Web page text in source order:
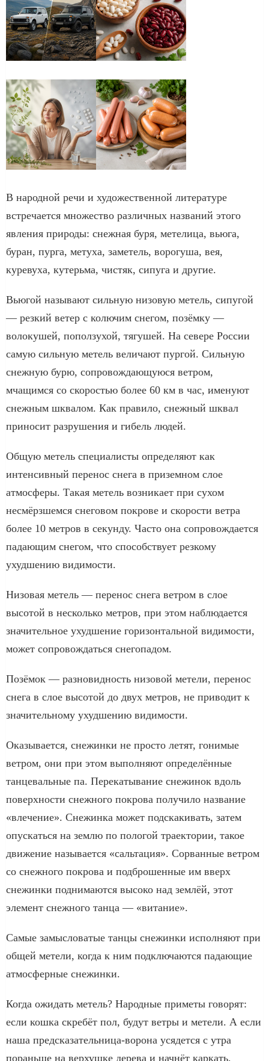
В народной речи и художественной литературе
встречается множество различных названий этого
явления природы: снежная буря, метелица, вьюга,
буран, пурга, метуха, заметель, ворогуша, вея,
куревуха, кутерьма, чистяк, сипуга и другие.
Вьюгой называют сильную низовую метель, сипугой
— резкий ветер с колючим снегом, позёмку —
волокушей, поползухой, тягушей. На севере России
самую сильную метель величают пургой. Сильную
снежную бурю, сопровождающуюся ветром,
мчащимся со скоростью более 60 км в час, именуют
снежным шквалом. Как правило, снежный шквал
приносит разрушения и гибель людей.
Общую метель специалисты определяют как
интенсивный перенос снега в приземном слое
атмосферы. Такая метель возникает при сухом
несмёрзшемся снеговом покрове и скорости ветра
более 10 метров в секунду. Часто она сопровождается
падающим снегом, что способствует резкому
ухудшению видимости.
Низовая метель — перенос снега ветром в слое
высотой в несколько метров, при этом наблюдается
значительное ухудшение горизонтальной видимости,
может сопровождаться снегопадом.
Позёмок — разновидность низовой метели, перенос
снега в слое высотой до двух метров, не приводит к
значительному ухудшению видимости.
Оказывается, снежинки не просто летят, гонимые
ветром, они при этом выполняют определённые
танцевальные па. Перекатывание снежинок вдоль
поверхности снежного покрова получило название
«влечение». Снежинка может подскакивать, затем
опускаться на землю по пологой траектории, такое
движение называется «сальтация». Сорванные ветром
со снежного покрова и подброшенные им вверх
снежинки поднимаются высоко над землёй, этот
элемент снежного танца — «витание».
Самые замысловатые танцы снежинки исполняют при
общей метели, когда к ним подключаются падающие
атмосферные снежинки.
Когда ожидать метель? Народные приметы говорят:
если кошка скребёт пол, будут ветры и метели. А если
наша предсказательница-ворона усядется с утра
пораньше на верхушке дерева и начнёт каркать,